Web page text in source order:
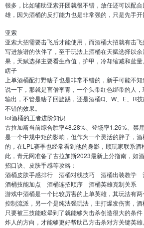
很多，比如辅助亚索开团就很不错，放任还可以配
雄，因为酒桶的反打能力也是非常强的，只是先手开
亚索
亚索大招需要击飞后才能使用，而酒桶大招就有击
写进族谱的伙伴了，至于玩法上酒桶在天赋选择以
果，天赋选择主要看生命值，护甲，冷却缩减和蓝量。
瞎子
上单酒桶配打野瞎子也是非常不错的，新手可能不
说一下，那就是盲僧李青，一个头带红色绑带的人
输出，不管是瞎子回旋踢，还是酒桶Q、W、E、R
不错的效果。
lol酒桶的王者进阶知识
古拉加斯当前综合胜率48.28%、登场率1.26%、禁
是一个中规中矩的影响，但作为一个灵活的胖子，
的，在LPL赛季也经常看到他的身影，顾玩家联系
此，青元网准备了古拉加斯2023最新上分指南，如
招口诀、皮肤手感等攻略：
酒桶皮肤手感排行 酒桶对线技巧 酒桶出装教学
酒桶技能加点 酒桶连招顺序 酒桶英雄克制关系
游戏中酒桶是一个比较厉害的上单英雄，其玩法有
控制流派，另一个是纯法强玩法，主打爆发伤害，酒
只要被三技能眩晕到了就能够为击杀创造很大的条
炸人的方向，才能够更好帮助己方击杀对方关键英雄。